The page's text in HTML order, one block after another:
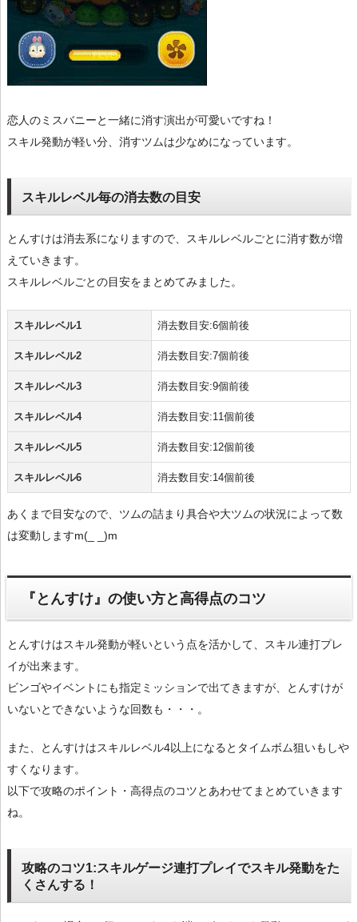
恋人のミスバニーと一緒に消す演出が可愛いですね！
スキル発動が軽い分、消すツムは少なめになっています。
スキルレベル毎の消去数の目安
とんすけは消去系になりますので、スキルレベルごとに消す数が増
えていきます。
スキルレベルごとの目安をまとめてみました。
スキルレベル1 消去数目安:6個前後
スキルレベル2 消去数目安:7個前後
スキルレベル3 消去数目安:9個前後
スキルレベル4 消去数目安:11個前後
スキルレベル5 消去数目安:12個前後
スキルレベル6 消去数目安:14個前後
あくまで目安なので、ツムの詰まり具合や大ツムの状況によって数
は変動しますm(_ _)m
『とんすけ』の使い方と高得点のコツ
とんすけはスキル発動が軽いという点を活かして、スキル連打プレ
イが出来ます。
ビンゴやイベントにも指定ミッションで出てきますが、とんすけが
いないとできないような回数も・・・。
また、とんすけはスキルレベル4以上になるとタイムボム狙いもしや
すくなります。
以下で攻略のポイント・高得点のコツとあわせてまとめていきます
ね。
攻略のコツ1:スキルゲージ連打プレイでスキル発動をた
くさんする！